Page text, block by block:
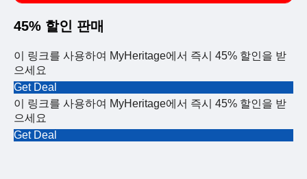
45% 할인 판매
이 링크를 사용하여 MyHeritage에서 즉시 45% 할인을 받
으세요
Get Deal
이 링크를 사용하여 MyHeritage에서 즉시 45% 할인을 받
으세요
Get Deal